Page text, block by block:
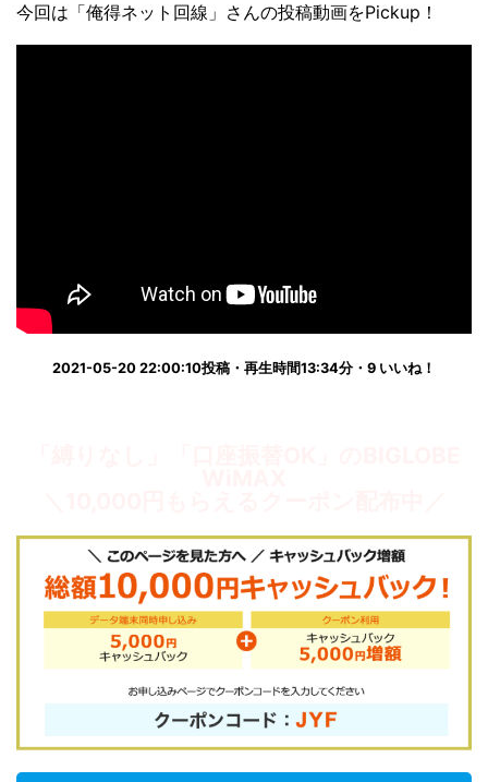
今回は「俺得ネット回線」さんの投稿動画をPickup！
2021-05-20 22:00:10投稿・再生時間13:34分・9 いいね！